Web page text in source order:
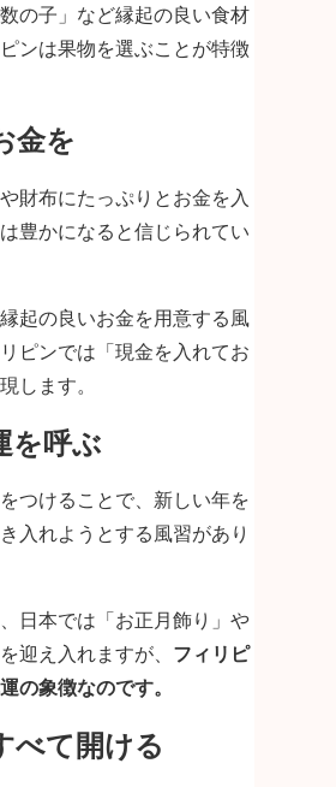
の子」など縁起の良い食材
ンは果物を選ぶことが特徴
金を
財布にたっぷりとお金を入
豊かになると信じられてい
起の良いお金を用意する風
ピンでは「現金を入れてお
します。
を呼ぶ
つけることで、新しい年を
入れようとする風習があり
日本では「お正月飾り」や
迎え入れますが、 フィリピ
の象徴なのです。
べて開ける